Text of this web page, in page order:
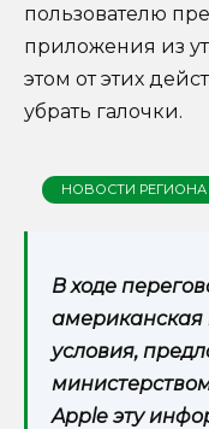
пользователю
приложения из
этом от этих
убрать галочки.
НОВОСТИ РЕГИОНА
В ходе
американская
условия,
Apple эту